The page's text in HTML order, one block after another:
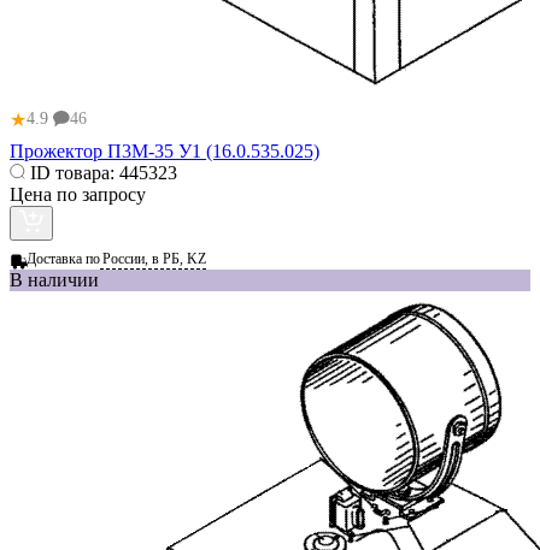
★4.9 46
Прожектор П3М-35 У1 (16.0.535.025)
ID товара: 445323
Цена по запросу
Доставка поРоссии, в РБ, KZ
В наличии